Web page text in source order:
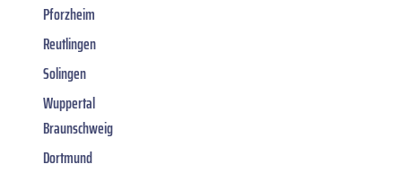
Pforzheim
Reutlingen
Solingen
Wuppertal
Braunschweig
Dortmund